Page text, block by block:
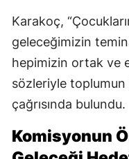
Karakoç,
geleceğimizin
hepimizin ortak ve
sözleriyle
çağrısında bulundu.
Komisyonun